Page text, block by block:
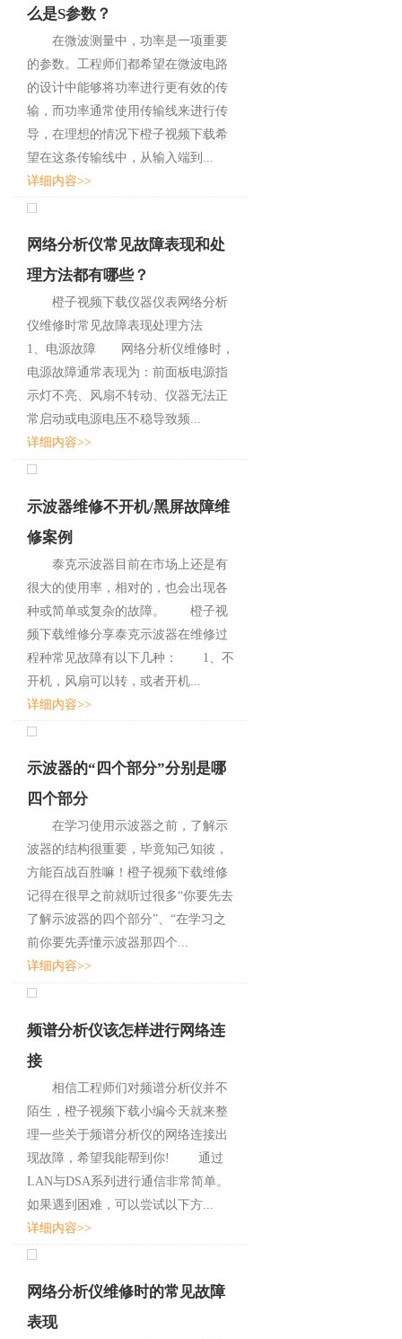
么是S参数？
在微波测量中，功率是一项重要
的参数。工程师们都希望在微波电路
的设计中能够将功率进行更有效的传
输，而功率通常使用传输线来进行传
导，在理想的情况下橙子视频下载希
望在这条传输线中，从输入端到...
详细内容>>
网络分析仪常见故障表现和处
理方法都有哪些？
橙子视频下载仪器仪表网络分析
仪维修时常见故障表现处理方法
1、电源故障 网络分析仪维修时，
电源故障通常表现为：前面板电源指
示灯不亮、风扇不转动、仪器无法正
常启动或电源电压不稳导致频...
详细内容>>
示波器维修不开机/黑屏故障维
修案例
泰克示波器目前在市场上还是有
很大的使用率，相对的，也会出现各
种或简单或复杂的故障。 橙子视
频下载维修分享泰克示波器在维修过
程种常见故障有以下几种： 1、不
开机，风扇可以转，或者开机...
详细内容>>
示波器的“四个部分”分别是哪
四个部分
在学习使用示波器之前，了解示
波器的结构很重要，毕竟知己知彼，
方能百战百胜嘛！橙子视频下载维修
记得在很早之前就听过很多“你要先去
了解示波器的四个部分”、“在学习之
前你要先弄懂示波器那四个...
详细内容>>
频谱分析仪该怎样进行网络连
接
相信工程师们对频谱分析仪并不
陌生，橙子视频下载小编今天就来整
理一些关于频谱分析仪的网络连接出
现故障，希望我能帮到你! 通过
LAN与DSA系列进行通信非常简单。
如果遇到困难，可以尝试以下方...
详细内容>>
网络分析仪维修时的常见故障
表现